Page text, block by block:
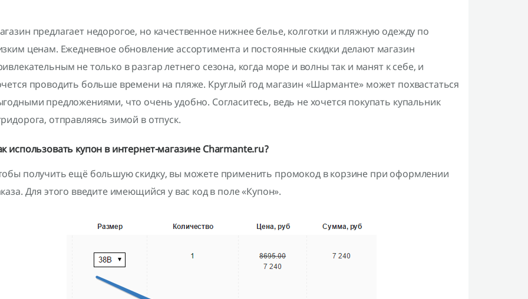
предлагает недорогое, но качественное нижнее белье, колготки и пляжную одежду по
ценам. Ежедневное обновление ассортимента и постоянные скидки делают магазин
не только в разгар летнего сезона, когда море и волны так и манят к себе, и
проводить больше времени на пляже. Круглый год магазин «Шарманте» может похвастаться
предложениями, что очень удобно. Согласитесь, ведь не хочется покупать купальник
отправляясь зимой в отпуск.
использовать купон в интернет-магазине Charmante.ru?
получить ещё большую скидку, вы можете применить промокод в корзине при оформлении
Для этого введите имеющийся у вас код в поле «Купон».